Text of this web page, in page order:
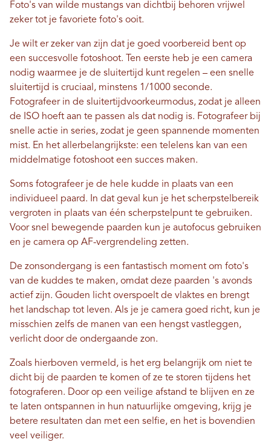
Foto's van wilde mustangs van dichtbij behoren vrijwel
zeker tot je favoriete foto's ooit.
Je wilt er zeker van zijn dat je goed voorbereid bent op
een succesvolle fotoshoot. Ten eerste heb je een camera
nodig waarmee je de sluitertijd kunt regelen – een snelle
sluitertijd is cruciaal, minstens 1/1000 seconde.
Fotografeer in de sluitertijdvoorkeurmodus, zodat je alleen
de ISO hoeft aan te passen als dat nodig is. Fotografeer bij
snelle actie in series, zodat je geen spannende momenten
mist. En het allerbelangrijkste: een telelens kan van een
middelmatige fotoshoot een succes maken.
Soms fotografeer je de hele kudde in plaats van een
individueel paard. In dat geval kun je het scherpstelbereik
vergroten in plaats van één scherpstelpunt te gebruiken.
Voor snel bewegende paarden kun je autofocus gebruiken
en je camera op AF-vergrendeling zetten.
De zonsondergang is een fantastisch moment om foto's
van de kuddes te maken, omdat deze paarden 's avonds
actief zijn. Gouden licht overspoelt de vlaktes en brengt
het landschap tot leven. Als je je camera goed richt, kun je
misschien zelfs de manen van een hengst vastleggen,
verlicht door de ondergaande zon.
Zoals hierboven vermeld, is het erg belangrijk om niet te
dicht bij de paarden te komen of ze te storen tijdens het
fotograferen. Door op een veilige afstand te blijven en ze
te laten ontspannen in hun natuurlijke omgeving, krijg je
betere resultaten dan met een selfie, en het is bovendien
veel veiliger.